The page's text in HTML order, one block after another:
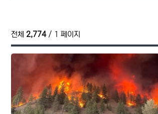
전체 2,774/ 1 페이지